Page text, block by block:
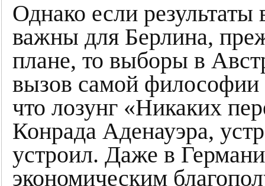
Однако если
важны для Берлина,
плане, то выборы в
вызов самой
что лозунг «Никаких
Конрада Аденауэра,
устроил. Даже в
экономическим